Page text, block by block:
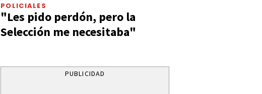
POLICIALES
"Les pido perdón, pero la
Selección me necesitaba"
PUBLICIDAD